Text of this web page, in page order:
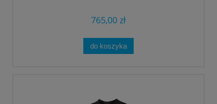
765,00 zł
do koszyka